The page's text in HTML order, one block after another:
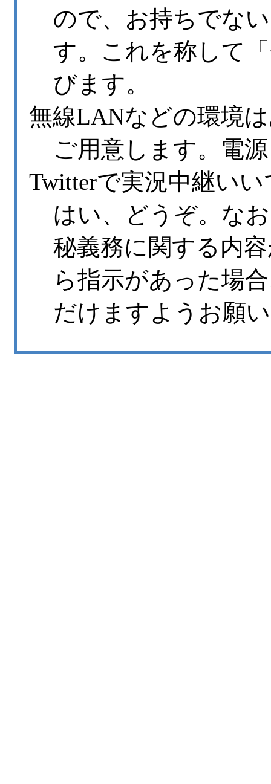
ので、お持ちでな
す。これを称して
びます。
無線LANなどの環境
ご用意します。電
Twitterで実況中継い
はい、どうぞ。な
秘義務に関する内
ら指示があった場
だけますようお願